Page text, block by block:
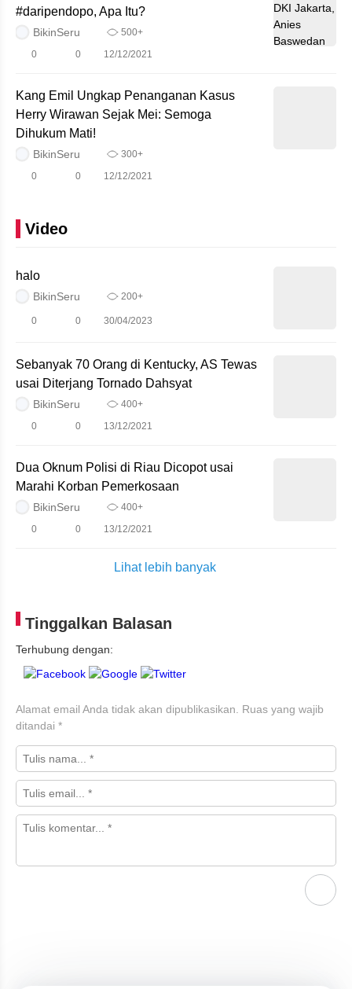
#daripendopo, Apa Itu?
BikinSeru
500+
0
0 12/12/2021
Kang Emil Ungkap Penanganan Kasus
Herry Wirawan Sejak Mei: Semoga
Dihukum Mati!
BikinSeru
300+
0
0 12/12/2021
Video
halo
BikinSeru 200+
0 0 30/04/2023
Sebanyak 70 Orang di Kentucky, AS Tewas
usai Diterjang Tornado Dahsyat
BikinSeru
400+
0
0 13/12/2021
Dua Oknum Polisi di Riau Dicopot usai
Marahi Korban Pemerkosaan
BikinSeru
400+
0
0 13/12/2021
Lihat lebih banyak
Tinggalkan Balasan
Terhubung dengan:
Alamat email Anda tidak akan dipublikasikan.
Ruas yang wajib
ditandai *